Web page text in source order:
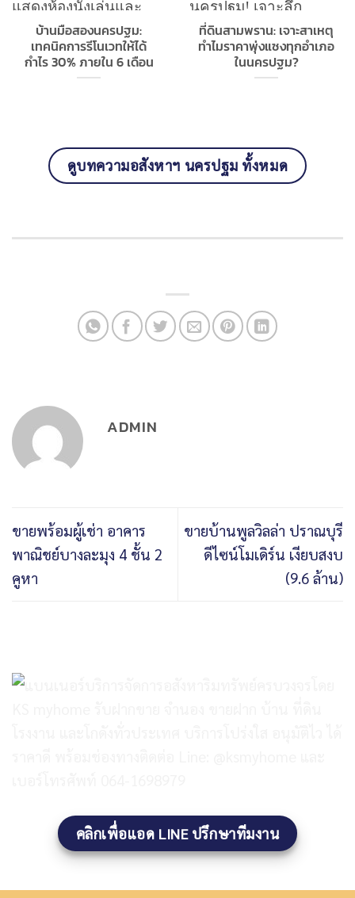
บ้านมือสองนครปฐม:
เทคนิคการรีโนเวทให้ได้
กำไร 30% ภายใน 6 เดือน
ที่ดินสามพราน: เจาะสาเหตุ
ทำไมราคาพุ่งแซงทุกอำเภอ
ในนครปฐม?
ดูบทความอสังหาฯ นครปฐม ทั้งหมด
ADMIN
ขายพร้อมผู้เช่า อาคาร
พาณิชย์บางละมุง 4 ชั้น 2
คูหา
ขายบ้านพูลวิลล่า ปราณบุรี
ดีไซน์โมเดิร์น เงียบสงบ
(9.6 ล้าน)
คลิกเพื่อแอด LINE ปรึกษาทีมงาน